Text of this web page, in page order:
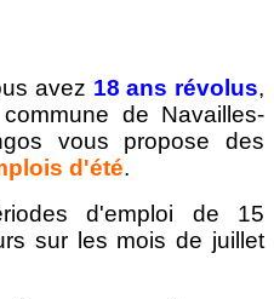
avez 18 ans révolus,
commune de Navailles-
vous propose des
d'été.
d'emploi de 15
sur les mois de juillet